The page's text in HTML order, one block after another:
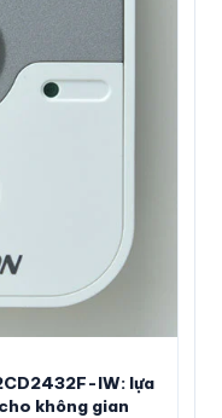
IW: lựa
không gian